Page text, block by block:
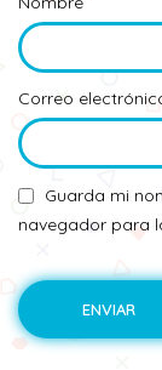
Correo
Guarda mi
navegador para